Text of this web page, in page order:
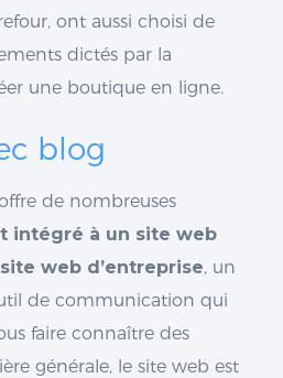
ont aussi choisi de
dictés par la
une boutique en ligne.
blog
de nombreuses
intégré à un site web
web d’entreprise, un
de communication qui
faire connaître des
générale, le site web est